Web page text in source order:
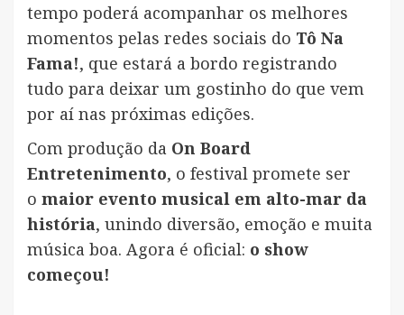
tempo poderá acompanhar os melhores
momentos pelas redes sociais do Tô Na
Fama!, que estará a bordo registrando
tudo para deixar um gostinho do que vem
por aí nas próximas edições.
Com produção da On Board
Entretenimento, o festival promete ser
o maior evento musical em alto-mar da
história, unindo diversão, emoção e muita
música boa. Agora é oficial: o show
começou!